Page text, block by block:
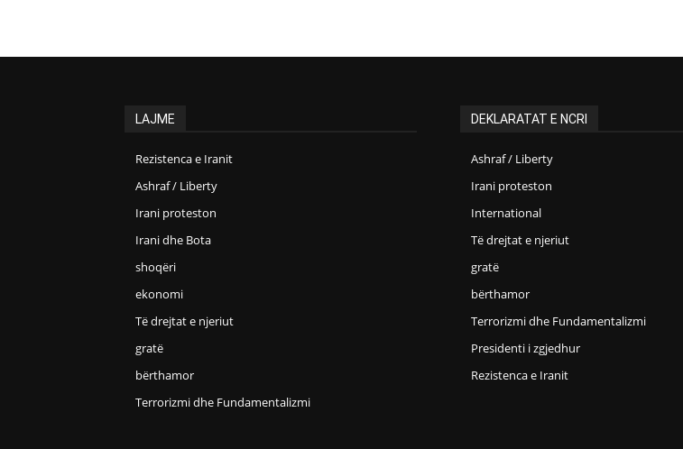
LAJME
Rezistenca e Iranit
Ashraf / Liberty
Irani proteston
Irani dhe Bota
shoqëri
ekonomi
Të drejtat e njeriut
gratë
bërthamor
Terrorizmi dhe Fundamentalizmi
DEKLARATAT E NCRI
Ashraf / Liberty
Irani proteston
International
Të drejtat e njeriut
gratë
bërthamor
Terrorizmi dhe Fundamentalizmi
Presidenti i zgjedhur
Rezistenca e Iranit